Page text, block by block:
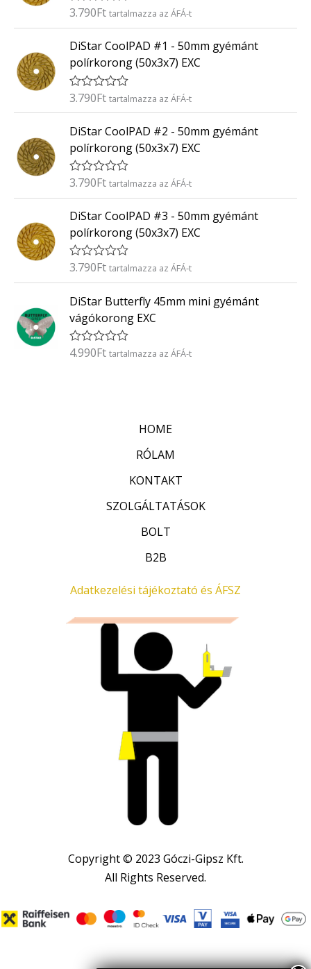
s
:
/
5
É
é
e
l
é
s
:
/
5
3.790Ft tartalmazza az ÁFÁ-t
DiStar CoolPAD #1 - 50mm gyémánt
polírkorong (50x3x7) EXC
É
é
e
l
é
s
:
/
5
3.790Ft tartalmazza az ÁFÁ-t
DiStar CoolPAD #2 - 50mm gyémánt
polírkorong (50x3x7) EXC
É
é
e
l
s
:
/
5
3.790Ft tartalmazza az ÁFÁ-t
DiStar CoolPAD #3 - 50mm gyémánt
polírkorong (50x3x7) EXC
É
é
e
l
é
s
3.790Ft tartalmazza az ÁFÁ-t
DiStar Butterfly 45mm mini gyémánt
vágókorong EXC
É
4.990Ft tartalmazza az ÁFÁ-t
HOME
RÓLAM
KONTAKT
SZOLGÁLTATÁSOK
BOLT
B2B
Adatkezelési tájékoztató és ÁFSZ
Copyright © 2023 Góczi-Gipsz Kft.
All Rights Reserved.